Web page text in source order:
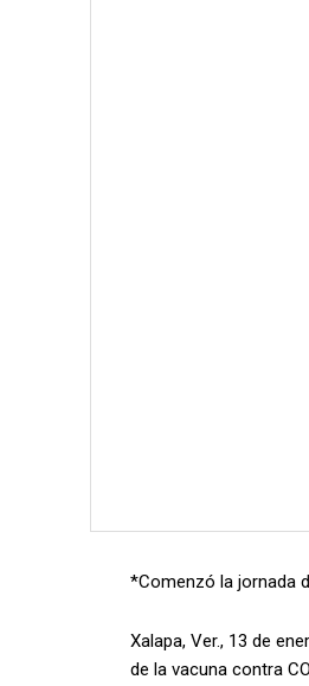
*Comenzó la jornada
Xalapa, Ver., 13 de
de la vacuna contra